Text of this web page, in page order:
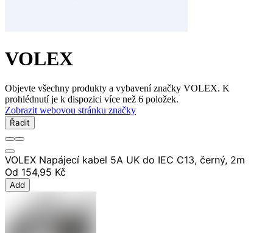
VOLEX
Objevte všechny produkty a vybavení značky VOLEX. K
prohlédnutí je k dispozici více než 6 položek.
Zobrazit webovou stránku značky
Řadit
VOLEX Napájecí kabel 5A UK do IEC C13, černý, 2m
Od 154,95 Kč
Add